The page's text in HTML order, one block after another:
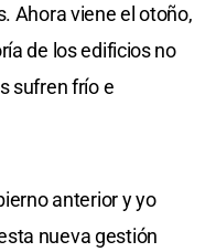
Ahora viene el otoño,
de los edificios no
sufren frío e
anterior y yo
nueva gestión